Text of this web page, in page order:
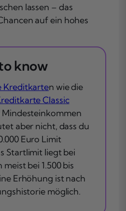
lassen – das
auf ein hohes
know
Kreditkarten wie die
Classic
Mindesteinkommen
aber nicht, dass du
Euro Limit
Startlimit liegt bei
bei 1.500 bis
Erhöhung ist nach
möglich.